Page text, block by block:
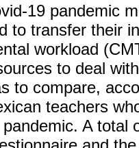
19 pandemic
to transfer their
workload
to deal
to compare,
teachers
pandemic. A total